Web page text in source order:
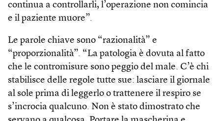
continua a controllarli, l’operazione non comincia
e il paziente muore”.
Le parole chiave sono “razionalità” e
“proporzionalità”. “La patologia è dovuta al fatto
che le contromisure sono peggio del male. C’è chi
stabilisce delle regole tutte sue: lasciare il giornale
al sole prima di leggerlo o trattenere il respiro se
s’incrocia qualcuno. Non è stato dimostrato che